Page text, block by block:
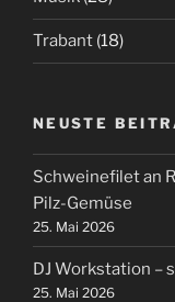
Trabant (18)
NEUSTE
Schweinefilet an
Pilz-Gemüse
25. Mai 2026
DJ Workstation –
25. Mai 2026